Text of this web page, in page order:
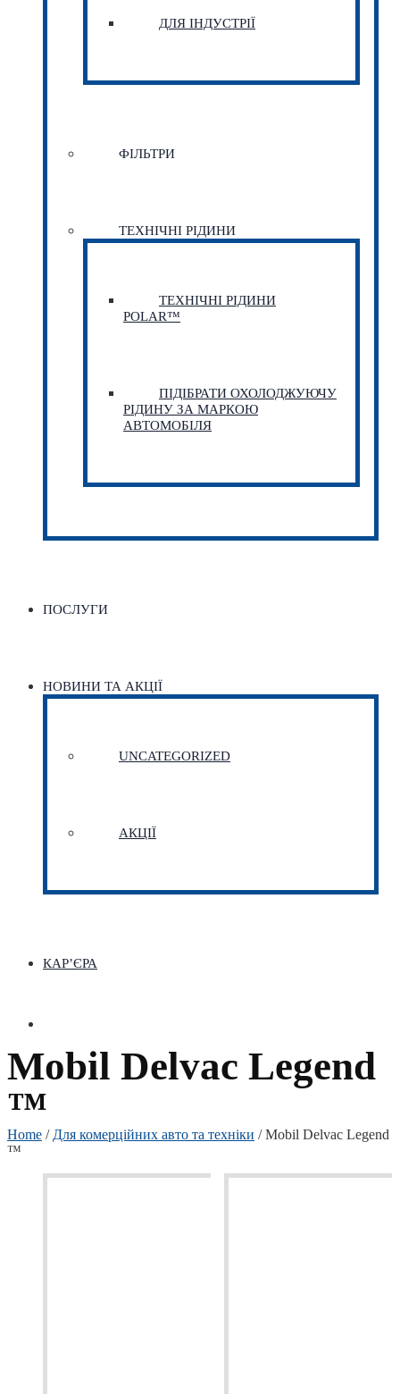
ДЛЯ ІНДУСТРІЇ
ФІЛЬТРИ
ТЕХНІЧНІ РІДИНИ
ТЕХНІЧНІ РІДИНИ
POLAR™
ПІДІБРАТИ ОХОЛОДЖУЮЧУ
РІДИНУ ЗА МАРКОЮ
АВТОМОБІЛЯ
ПОСЛУГИ
НОВИНИ ТА АКЦІЇ
UNCATEGORIZED
АКЦІЇ
КАР’ЄРА
Mobil Delvac Legend
™
Home / Для комерційних авто та техніки / Mobil Delvac Legend
™